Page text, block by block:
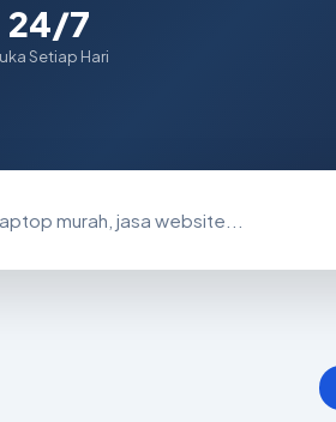
24/7
Setiap Hari
layanan